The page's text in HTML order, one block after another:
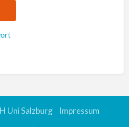
Uni Salzburg Impressum